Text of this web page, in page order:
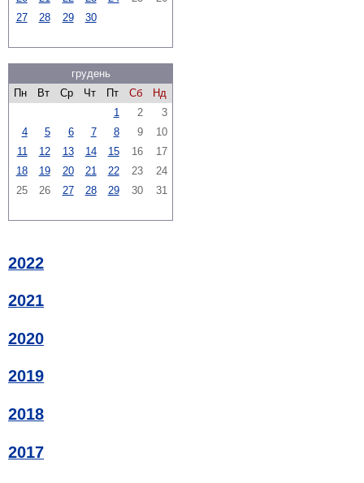
27
28 29 30
грудень
Пн
Вт Ср Чт Пт Сб
Нд
1
2
3
4
5 6 7 8 9
10
11
12 13 14 15 16
17
18
19 20 21 22 23
24
25
26 27 28 29 30 31
2022
2021
2020
2019
2018
2017